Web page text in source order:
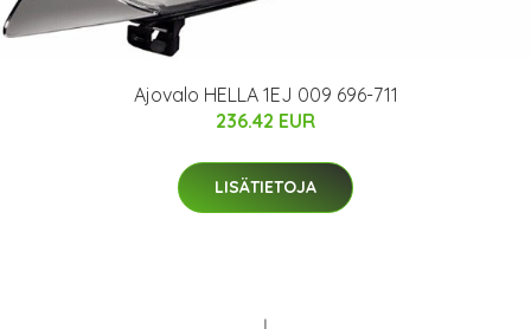
Ajovalo HELLA 1EJ 009 696-711
236.42 EUR
LISÄTIETOJA